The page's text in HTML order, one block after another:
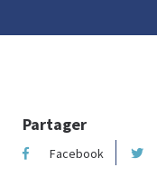
Partager
Facebook